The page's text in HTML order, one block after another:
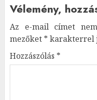
Vélemény,
Az e-mail címet
mezőket * karakterrel
Hozzászólás *